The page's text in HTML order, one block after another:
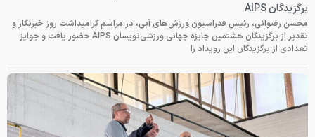
برگزیدگان AIPS
محسن رضوانی، رئیس فدراسیون ورزش‌های آبی، در مراسم گرامیداشت روز خبرنگار و
تقدیر از برگزیدگان هشتمین جایزه جهانی ورزشی‌نویسان AIPS حضور یافت و جوایز
تعدادی از برگزیدگان این رویداد را